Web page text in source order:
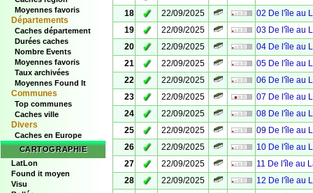
Moyennes favoris
Départements
Caches département
Durées caches
Nombre Events
Moyennes favoris
Taux archivées
Moyennes Found It
Communes
Top communes
Caches ville
Divers
Caches en Europe
CARTOGRAPHIE
LatLon
Found it moyen
Visu
18
✓ 22/09/2025
02 De l'île au
19
✓ 22/09/2025
03 De l'île au
20
✓ 22/09/2025
04 De l'île au
21
✓ 22/09/2025
05 De l'île au
22
✓ 22/09/2025
06 De l'île au
23
✓ 22/09/2025
07 De l'île au
24
✓ 22/09/2025
08 De l'île au
25
✓ 22/09/2025
09 De l'île au
26
✓ 22/09/2025
10 De l'île au
27
✓ 22/09/2025
11 De l'île au
28
✓ 22/09/2025
12 De l'île au